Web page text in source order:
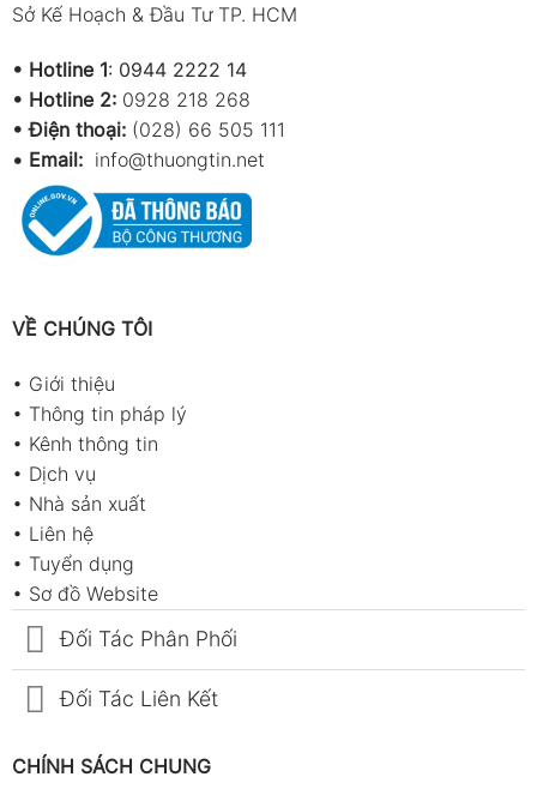
Sở Kế Hoạch & Đầu Tư TP. HCM
• Hotline 1: 0944 2222 14
• Hotline 2: 0928 218 268
• Điện thoại: (028) 66 505 111
• Email: info@thuongtin.net
VỀ CHÚNG TÔI
• Giới thiệu
• Thông tin pháp lý
• Kênh thông tin
• Dịch vụ
• Nhà sản xuất
• Liên hệ
• Tuyển dụng
• Sơ đồ Website
Đối Tác Phân Phối
Đối Tác Liên Kết
CHÍNH SÁCH CHUNG